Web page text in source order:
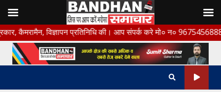
Skip
to
content
प्रतिनिधि की। आप संपर्क करे मो० न० 9675456888